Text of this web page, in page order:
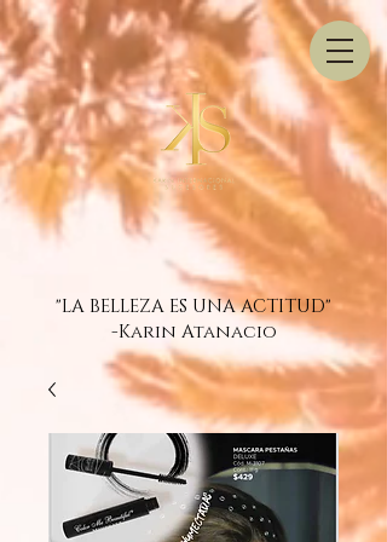
"LA BELLEZA ES UNA ACTITUD"
-Karin Atanacio